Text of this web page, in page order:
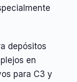
depósitos
en
para C3 y